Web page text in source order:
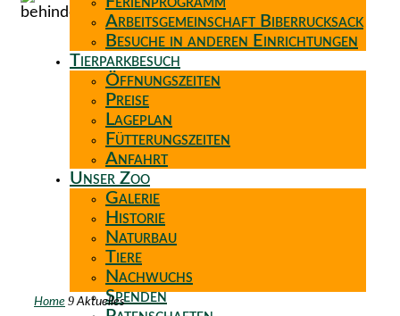
Arbeitsgemeinschaft Biberrucksack
Besuche in anderen Einrichtungen
Tierparkbesuch
Öffnungszeiten
Preise
Lageplan
Fütterungszeiten
Anfahrt
Unser Zoo
Galerie
Historie
Naturbau
Tiere
Nachwuchs
Spenden
Home 9 Aktuelles